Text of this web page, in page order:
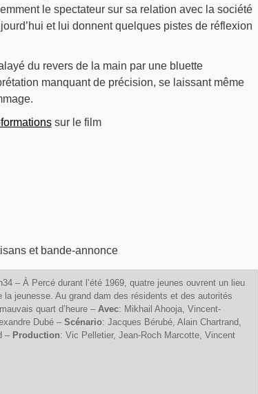
le spectateur sur sa relation avec la société
et lui donnent quelques pistes de réflexion
du revers de la main par une bluette
manquant de précision, se laissant même
sur le film
et bande-annonce
– À Percé durant l’été 1969, quatre jeunes ouvrent un lieu
jeunesse. Au grand dam des résidents et des autorités
quart d’heure – Avec: Mikhail Ahooja, Vincent-
Dubé – Scénario: Jacques Bérubé, Alain Chartrand,
– Production: Vic Pelletier, Jean-Roch Marcotte, Vincent